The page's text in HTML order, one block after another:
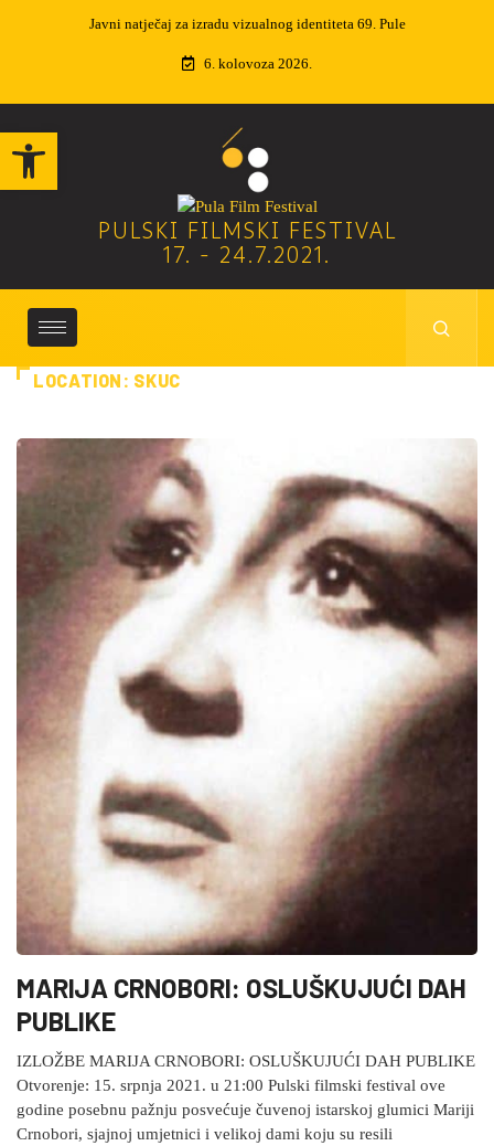
Open toolbar
69. Pule Izvučeni dobitnici nagradne igre
6. kolovoza 2026.
PULSKI FILMSKI FESTIVAL
17. - 24.7.2021.
LOCATION: SKUC
MARIJA CRNOBORI: OSLUŠKUJUĆI DAH
PUBLIKE
IZLOŽBE MARIJA CRNOBORI: OSLUŠKUJUĆI DAH PUBLIKE
Otvorenje: 15. srpnja 2021. u 21:00 Pulski filmski festival ove
godine posebnu pažnju posvećuje čuvenoj istarskoj glumici Mariji
Crnobori, sjajnoj umjetnici i velikoj dami koju su resili